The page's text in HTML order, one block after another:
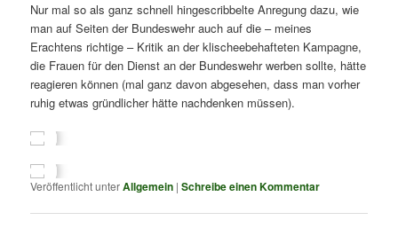
Nur mal so als ganz schnell hingescribbelte Anregung dazu, wie
man auf Seiten der Bundeswehr auch auf die – meines
Erachtens richtige – Kritik an der klischeebehafteten Kampagne,
die Frauen für den Dienst an der Bundeswehr werben sollte, hätte
reagieren können (mal ganz davon abgesehen, dass man vorher
ruhig etwas gründlicher hätte nachdenken müssen).
Veröffentlicht unterAllgemein |Schreibe einen Kommentar